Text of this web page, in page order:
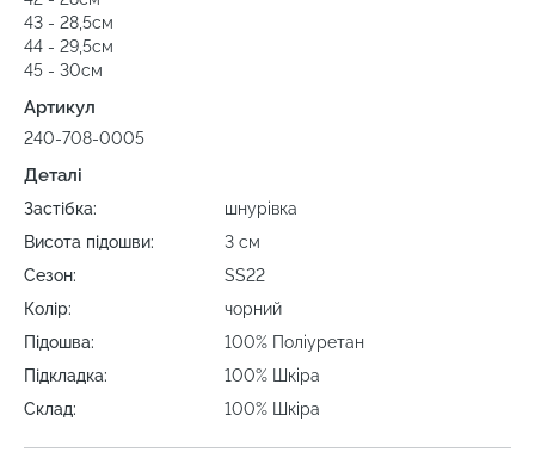
43 - 28,5см
44 - 29,5см
45 - 30см
Артикул
240-708-0005
Деталі
Застібка:
шнурівка
Висота підошви:
3 см
Сезон:
SS22
Колір:
чорний
Підошва:
100% Поліуретан
Підкладка:
100% Шкіра
Склад:
100% Шкіра